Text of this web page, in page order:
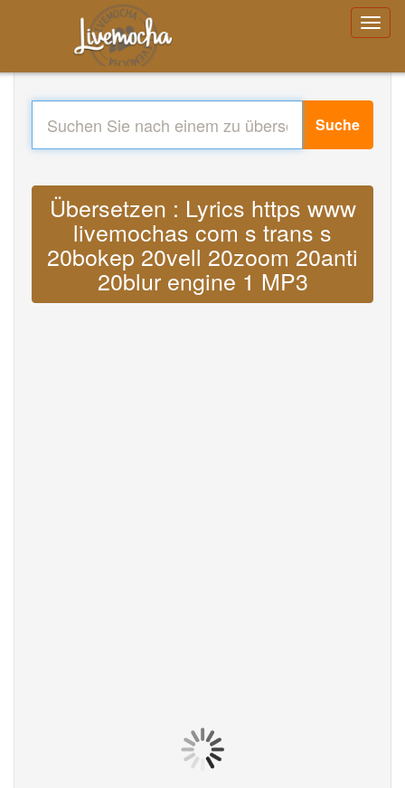
Suche
Übersetzen : Lyrics https www
livemochas com s trans s
20bokep 20vell 20zoom 20anti
20blur engine 1 MP3